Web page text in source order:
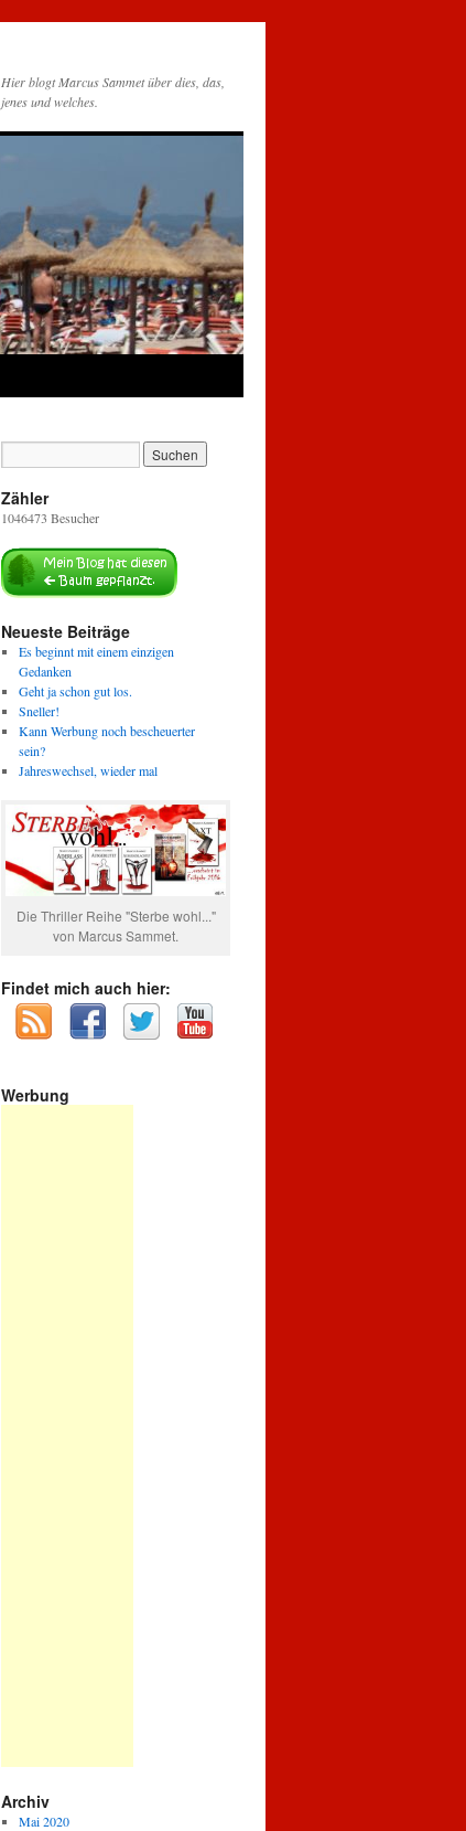
Hier blogt Marcus Sammet über dies, das,
jenes und welches.
Zähler
1046473 Besucher
Neueste Beiträge
Es beginnt mit einem einzigen
Gedanken
Geht ja schon gut los.
Sneller!
Kann Werbung noch bescheuerter
sein?
Jahreswechsel, wieder mal
Die Thriller Reihe "Sterbe wohl..."
von Marcus Sammet.
Findet mich auch hier:
Werbung
Archiv
Mai 2020